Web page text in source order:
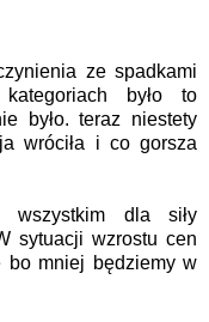
ze spadkami
było to
było. teraz niestety
wróciła i co gorsza
wszystkim dla siły
sytuacji wzrostu cen
bo mniej będziemy w